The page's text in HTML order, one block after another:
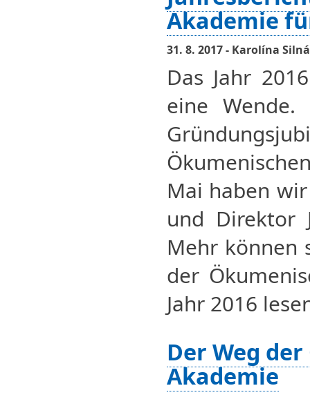
Akademie
31. 8. 2017 - Karolína Silná
Das Jahr
eine
Mai haben
und Direktor
Mehr können
der
Jahr 2016
Der Weg
Akademie